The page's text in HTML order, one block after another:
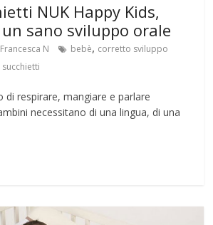
NUK Happy Kids,
sano sviluppo orale
Francesca N bebè, corretto sviluppo
succhietti
di respirare, mangiare e parlare
necessitano di una lingua, di una